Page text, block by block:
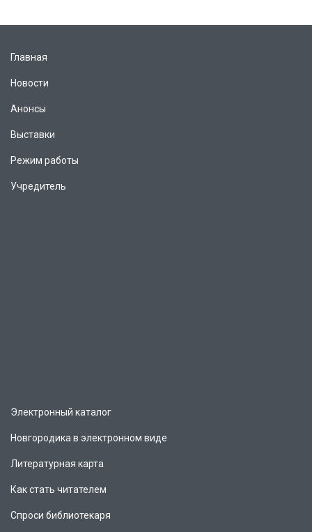
Главная
Новости
Анонсы
Выставки
Режим работы
Учредитель
Электронный каталог
Новгородика в электронном виде
Литературная карта
Как стать читателем
Спроси библиотекаря